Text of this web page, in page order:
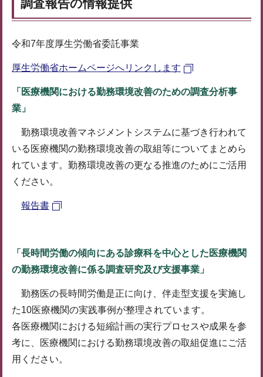
調査報告の情報提供
令和7年度厚生労働省委託事業
厚生労働省ホームページへリンクします
「医療機関における勤務環境改善のための調査分析事
業」
勤務環境改善マネジメントシステムに基づき行われて
いる医療機関の勤務環境改善の取組等についてまとめら
れています。勤務環境改善の更なる推進のためにご活用
ください。
報告書
「長時間労働の傾向にある診療科を中心とした医療機関
の勤務環境改善に係る調査研究及び支援事業」
勤務医の長時間労働是正に向け、伴走型支援を実施し
た10医療機関の実践事例が整理されています。
各医療機関における短縮計画の実行プロセスや成果を参
考に、医療機関における勤務環境改善の取組促進にご活
用ください。